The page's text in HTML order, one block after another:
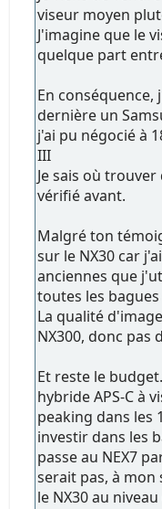
viseur moyen
J'imagine que le
quelque part
En conséquence,
dernière un
j'ai pu négocié à
III
Je sais où
vérifié avant.
Malgré ton
sur le NX30 car
anciennes que
toutes les
La qualité
NX300, donc pas
Et reste le
hybride APS-C à
peaking dans les
investir dans les
passe au NEX7
serait pas, à mon
le NX30 au